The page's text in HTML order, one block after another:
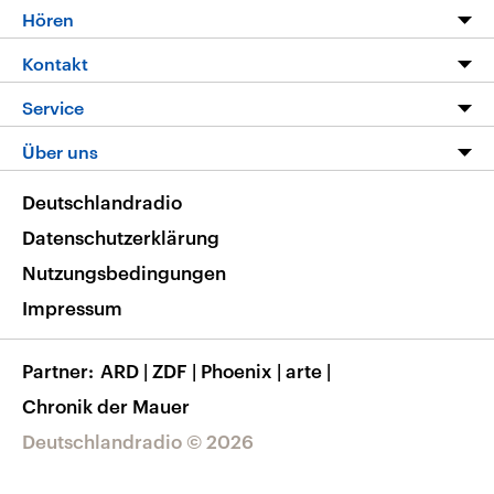
Programm
Die Nachrichten
Nachrichtenleicht
Neue Beiträge auf dlf.de
Hören
Livestream
Podcasts
Deutschlandfunk App
Nachrichten App
Frequenzen
Kontakt
Hörerservice
Service
FAQ
Veranstaltungen
Musikliste
RSS
Über uns
Barrierefreiheit
Deutschlandradio © 2026
Deutschlandradio
Datenschutzerklärung
Nutzungsbedingungen
Impressum
Partner ARD | ZDF | Phoenix | arte |
Chronik der Mauer